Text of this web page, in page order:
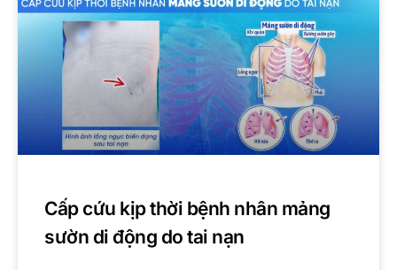
Cấp cứu kịp thời bệnh nhân mảng
sườn di động do tai nạn